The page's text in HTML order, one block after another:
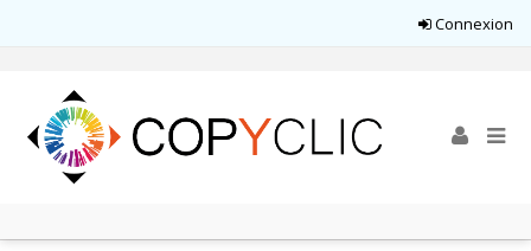
Connexion